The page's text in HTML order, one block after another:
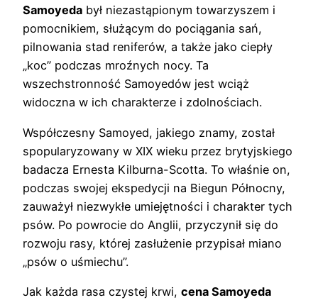
Samoyeda był niezastąpionym towarzyszem i
pomocnikiem, służącym do pociągania sań,
pilnowania stad reniferów, a także jako ciepły
„koc” podczas mroźnych nocy. Ta
wszechstronność Samoyedów jest wciąż
widoczna w ich charakterze i zdolnościach.
Współczesny Samoyed, jakiego znamy, został
spopularyzowany w XIX wieku przez brytyjskiego
badacza Ernesta Kilburna-Scotta. To właśnie on,
podczas swojej ekspedycji na Biegun Północny,
zauważył niezwykłe umiejętności i charakter tych
psów. Po powrocie do Anglii, przyczynił się do
rozwoju rasy, której zasłużenie przypisał miano
„psów o uśmiechu”.
Jak każda rasa czystej krwi, cena Samoyeda